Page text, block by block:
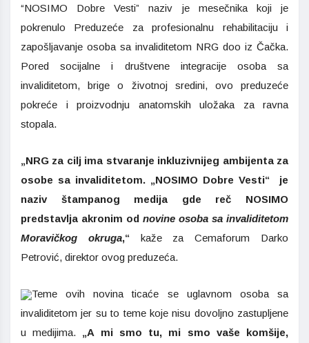
“NOSIMO Dobre Vesti” naziv je mesečnika koji je
pokrenulo Preduzeće za profesionalnu rehabilitaciju i
zapošljavanje osoba sa invaliditetom NRG doo iz Čačka.
Pored socijalne i društvene integracije osoba sa
invaliditetom, brige o životnoj sredini, ovo preduzeće
pokreće i proizvodnju anatomskih uložaka za ravna
stopala.
„NRG za cilj ima stvaranje inkluzivnijeg ambijenta za
osobe sa invaliditetom. „NOSIMO Dobre Vesti“ je
naziv štampanog medija gde reč NOSIMO
predstavlja akronim od novine osoba sa invaliditetom
Moravičkog okruga,“kaže za Cemaforum Darko
Petrović, direktor ovog preduzeća.
Teme ovih novina ticaće se uglavnom osoba sa
invaliditetom jer su to teme koje nisu dovoljno zastupljene
u medijima. „A mi smo tu, mi smo vaše komšije,